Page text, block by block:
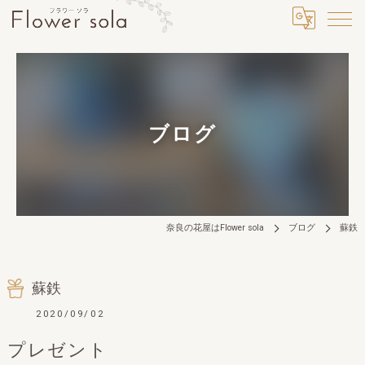
ブログ
奈良の花屋はFlower sola ブログ 蘇鉄
蘇鉄
2020/09/02
プレゼント